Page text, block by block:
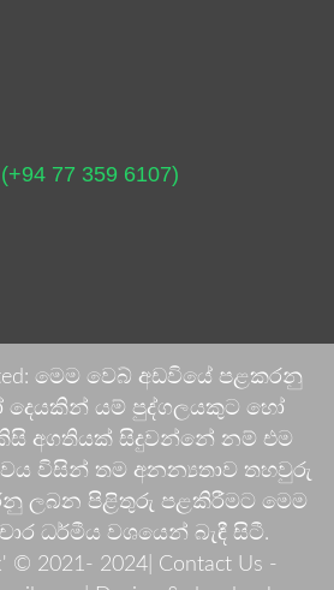
77 359 6107)
මෙම වෙබ් අඩවියේ පළකරනු
යම් පුද්ගලයකුට හෝ
අගතියක් සිදුවන්නේ නම් එම
විසින් තම අනන්‍යතාව තහවුරු
ලබන පිළිතුරු පළකිරීමට මෙම
ධර්මීය වශයෙන් බැඳී සිටී.
© 2021- 2024| Contact Us -